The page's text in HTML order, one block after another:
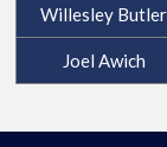
Willesley Butler
Joel Awich